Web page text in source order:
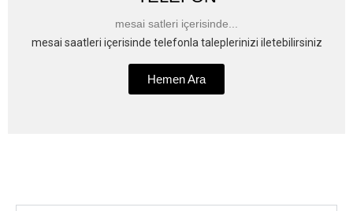
mesai satleri içerisinde...
mesai saatleri içerisinde telefonla taleplerinizi iletebilirsiniz
Hemen Ara